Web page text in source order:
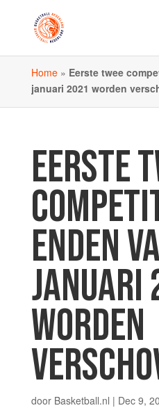
Home» Eerste twee
januari 2021 worden
EERSTE
ENDEN
WORDEN
door Basketball.nl | Dec 9,